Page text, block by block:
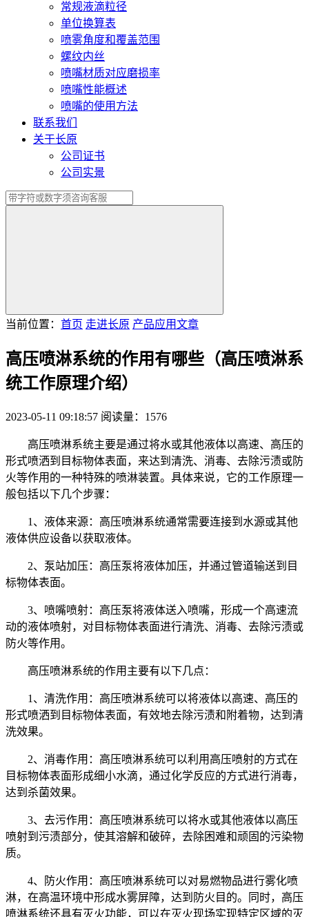
常规液滴粒径
单位换算表
喷雾角度和覆盖范围
螺纹内丝
喷嘴材质对应磨损率
喷嘴性能概述
喷嘴的使用方法
联系我们
关于长原
公司证书
公司实景
当前位置： 首页 走进长原 产品应用文章
高压喷淋系统的作用有哪些（高压喷淋系
统工作原理介绍）
2023-05-11 09:18:57 阅读量：1576
高压喷淋系统主要是通过将水或其他液体以高速、高压的
形式喷洒到目标物体表面，来达到清洗、消毒、去除污渍或防
火等作用的一种特殊的喷淋装置。具体来说，它的工作原理一
般包括以下几个步骤：
1、液体来源：高压喷淋系统通常需要连接到水源或其他
液体供应设备以获取液体。
2、泵站加压：高压泵将液体加压，并通过管道输送到目
标物体表面。
3、喷嘴喷射：高压泵将液体送入喷嘴，形成一个高速流
动的液体喷射，对目标物体表面进行清洗、消毒、去除污渍或
防火等作用。
高压喷淋系统的作用主要有以下几点：
1、清洗作用：高压喷淋系统可以将液体以高速、高压的
形式喷洒到目标物体表面，有效地去除污渍和附着物，达到清
洗效果。
2、消毒作用：高压喷淋系统可以利用高压喷射的方式在
目标物体表面形成细小水滴，通过化学反应的方式进行消毒，
达到杀菌效果。
3、去污作用：高压喷淋系统可以将水或其他液体以高压
喷射到污渍部分，使其溶解和破碎，去除困难和顽固的污染物
质。
4、防火作用：高压喷淋系统可以对易燃物品进行雾化喷
淋，在高温环境中形成水雾屏障，达到防火目的。同时，高压
喷淋系统还具有灭火功能，可以在灭火现场实现特定区域的灭